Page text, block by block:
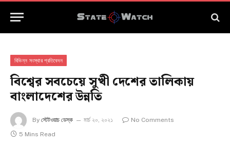
বিভিন্ন সংস্থার প্রতিবেদন
বিশ্বের সবচেয়ে সুখী দেশের তালিকায়
বাংলাদেশের উন্নতি
By স্টেটওয়াচ ডেস্ক মার্চ ২০, ২০২১
No Comments
5 Mins Read